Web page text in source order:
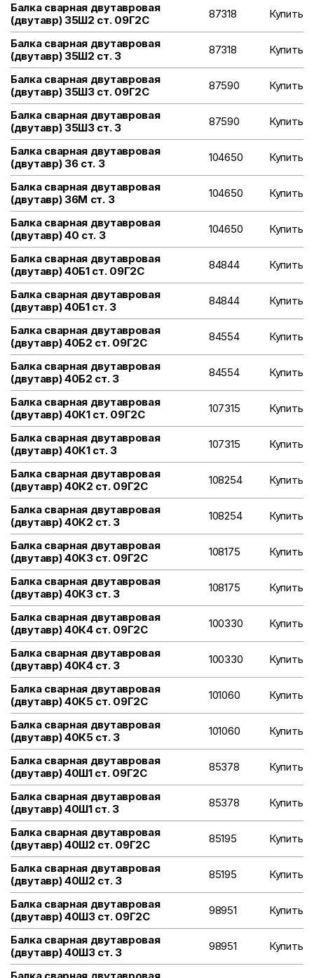
Балка сварная двутавровая
(двутавр) 35Ш2 ст. 09Г2С
87318 Купить
Балка сварная двутавровая
(двутавр) 35Ш2 ст. 3
87318 Купить
Балка сварная двутавровая
(двутавр) 35Ш3 ст. 09Г2С
87590 Купить
Балка сварная двутавровая
(двутавр) 35Ш3 ст. 3
87590 Купить
Балка сварная двутавровая
(двутавр) 36 ст. 3
104650 Купить
Балка сварная двутавровая
(двутавр) 36М ст. 3
104650 Купить
Балка сварная двутавровая
(двутавр) 40 ст. 3
104650 Купить
Балка сварная двутавровая
(двутавр) 40Б1 ст. 09Г2С
84844 Купить
Балка сварная двутавровая
(двутавр) 40Б1 ст. 3
84844 Купить
Балка сварная двутавровая
(двутавр) 40Б2 ст. 09Г2С
84554 Купить
Балка сварная двутавровая
(двутавр) 40Б2 ст. 3
84554 Купить
Балка сварная двутавровая
(двутавр) 40К1 ст. 09Г2С
107315 Купить
Балка сварная двутавровая
(двутавр) 40К1 ст. 3
107315 Купить
Балка сварная двутавровая
(двутавр) 40К2 ст. 09Г2С
108254 Купить
Балка сварная двутавровая
(двутавр) 40К2 ст. 3
108254 Купить
Балка сварная двутавровая
(двутавр) 40К3 ст. 09Г2С
108175 Купить
Балка сварная двутавровая
(двутавр) 40К3 ст. 3
108175 Купить
Балка сварная двутавровая
(двутавр) 40К4 ст. 09Г2С
100330 Купить
Балка сварная двутавровая
(двутавр) 40К4 ст. 3
100330 Купить
Балка сварная двутавровая
(двутавр) 40К5 ст. 09Г2С
101060 Купить
Балка сварная двутавровая
(двутавр) 40К5 ст. 3
101060 Купить
Балка сварная двутавровая
(двутавр) 40Ш1 ст. 09Г2С
85378 Купить
Балка сварная двутавровая
(двутавр) 40Ш1 ст. 3
85378 Купить
Балка сварная двутавровая
(двутавр) 40Ш2 ст. 09Г2С
85195 Купить
Балка сварная двутавровая
(двутавр) 40Ш2 ст. 3
85195 Купить
Балка сварная двутавровая
(двутавр) 40Ш3 ст. 09Г2С
98951 Купить
Балка сварная двутавровая
(двутавр) 40Ш3 ст. 3
98951 Купить